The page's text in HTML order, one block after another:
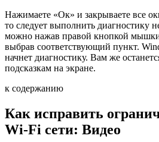
Нажимаете «Ок» и закрываете все
то следует выполнить диагностику
можно нажав правой кнопкой мышки
выбрав соответствующий пункт.
начнет диагностику. Вам же
подсказкам на экране.
к содержанию
Как исправить
Wi-Fi сети: Видео